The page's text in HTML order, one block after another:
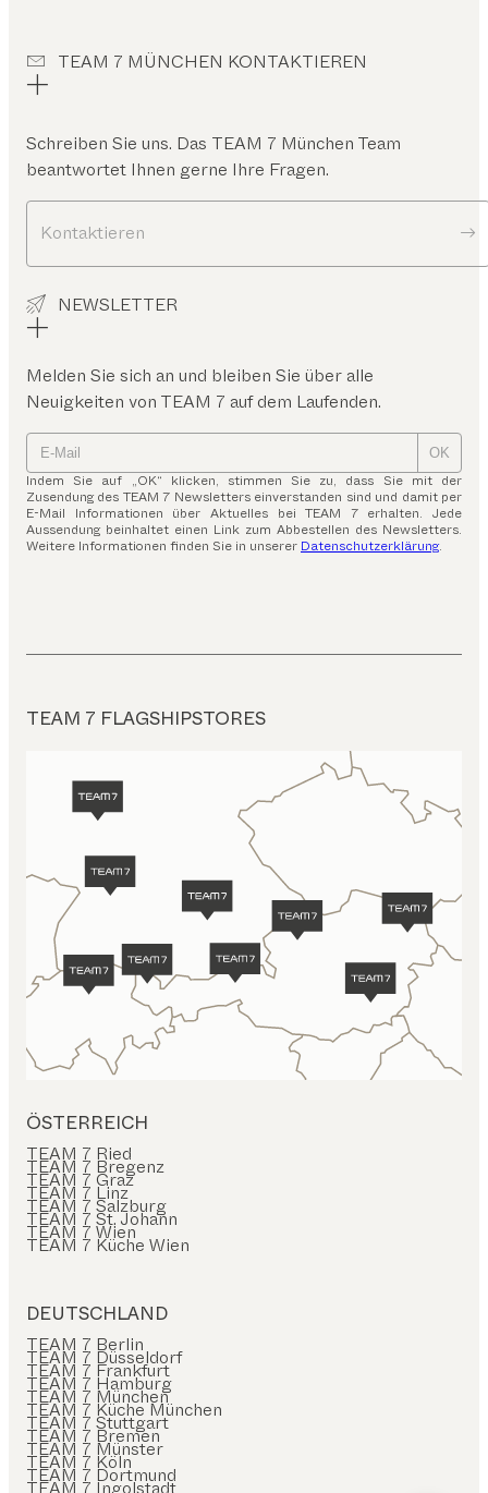
TEAM 7 MÜNCHEN KONTAKTIEREN
Schreiben Sie uns. Das TEAM 7 München Team
beantwortet Ihnen gerne Ihre Fragen.
Kontaktieren
NEWSLETTER
Melden Sie sich an und bleiben Sie über alle
Neuigkeiten von TEAM 7 auf dem Laufenden.
OK
Indem Sie auf „OK“ klicken, stimmen Sie zu, dass Sie mit der
Zusendung des TEAM 7 Newsletters einverstanden sind und damit per
E-Mail Informationen über Aktuelles bei TEAM 7 erhalten. Jede
Aussendung beinhaltet einen Link zum Abbestellen des Newsletters.
Weitere Informationen finden Sie in unserer Datenschutzerklärung.
TEAM 7 FLAGSHIPSTORES
ÖSTERREICH
TEAM 7 Ried
TEAM 7 Bregenz
TEAM 7 Graz
TEAM 7 Linz
TEAM 7 Salzburg
TEAM 7 St. Johann
TEAM 7 Wien
TEAM 7 Küche Wien
DEUTSCHLAND
TEAM 7 Berlin
TEAM 7 Düsseldorf
TEAM 7 Frankfurt
TEAM 7 Hamburg
TEAM 7 München
TEAM 7 Küche München
TEAM 7 Stuttgart
TEAM 7 Bremen
TEAM 7 Münster
TEAM 7 Köln
TEAM 7 Dortmund